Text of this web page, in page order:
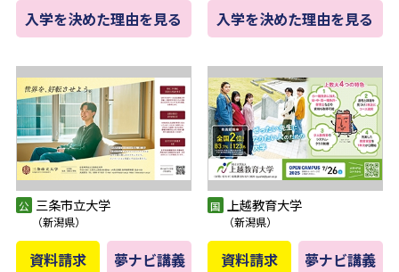
入学を決めた理由を見る 入学を決めた理由を見る
三条市立大学
（新潟県）
資料請求 夢ナビ講義
上越教育大学
（新潟県）
資料請求 夢ナビ講義